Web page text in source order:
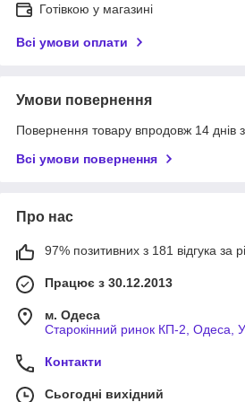
Готівкою у магазині
Всі умови оплати
Умови повернення
Повернення товару впродовж 14 днів
Всі умови повернення
Про нас
97% позитивних з 181 відгука за
Працює з 30.12.2013
м. Одеса
Старокінний ринок КП-2, Одеса,
Контакти
Сьогодні вихідний